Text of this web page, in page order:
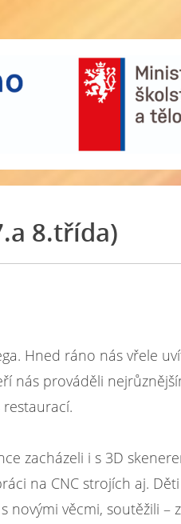
8.třída)
Hned ráno nás vřele
nás prováděli
zacházeli i s 3D
na CNC strojích aj.
věcmi, soutěžili –